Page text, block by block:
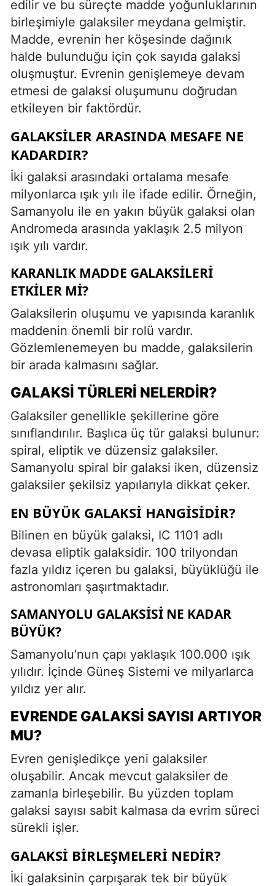
edilir ve bu süreçte madde yoğunluklarının
birleşimiyle galaksiler meydana gelmiştir.
Madde, evrenin her köşesinde dağınık
halde bulunduğu için çok sayıda galaksi
oluşmuştur. Evrenin genişlemeye devam
etmesi de galaksi oluşumunu doğrudan
etkileyen bir faktördür.
GALAKSILER ARASINDA MESAFE NE
KADARDIR?
İki galaksi arasındaki ortalama mesafe
milyonlarca ışık yılı ile ifade edilir. Örneğin,
Samanyolu ile en yakın büyük galaksi olan
Andromeda arasında yaklaşık 2.5 milyon
ışık yılı vardır.
KARANLIK MADDE GALAKSILERI
ETKILER MI?
Galaksilerin oluşumu ve yapısında karanlık
maddenin önemli bir rolü vardır.
Gözlemlenemeyen bu madde, galaksilerin
bir arada kalmasını sağlar.
GALAKSI TÜRLERI NELERDIR?
Galaksiler genellikle şekillerine göre
sınıflandırılır. Başlıca üç tür galaksi bulunur:
spiral, eliptik ve düzensiz galaksiler.
Samanyolu spiral bir galaksi iken, düzensiz
galaksiler şekilsiz yapılarıyla dikkat çeker.
EN BÜYÜK GALAKSI HANGISIDIR?
Bilinen en büyük galaksi, IC 1101 adlı
devasa eliptik galaksidir. 100 trilyondan
fazla yıldız içeren bu galaksi, büyüklüğü ile
astronomları şaşırtmaktadır.
SAMANYOLU GALAKSISI NE KADAR
BÜYÜK?
Samanyolu’nun çapı yaklaşık 100.000 ışık
yılıdır. İçinde Güneş Sistemi ve milyarlarca
yıldız yer alır.
EVRENDE GALAKSI SAYISI ARTIYOR
MU?
Evren genişledikçe yeni galaksiler
oluşabilir. Ancak mevcut galaksiler de
zamanla birleşebilir. Bu yüzden toplam
galaksi sayısı sabit kalmasa da evrim süreci
sürekli işler.
GALAKSI BIRLEŞMELERI NEDIR?
İki galaksinin çarpışarak tek bir büyük